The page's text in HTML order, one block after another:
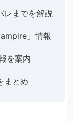
レまでを解説
」情報
を案内
まとめ